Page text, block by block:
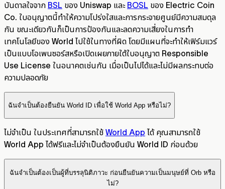
บันดาลใจจาก BSL ของ Uniswap และ BOSL ของ Electric Coin
Co. ใบอนุญาตนี้ทำให้ความโปร่งใสและการกระจายศูนย์มีความสมดุล
กัน ขณะเดียวกันก็เป็นการป้องกันและลดความเสี่ยงในการทำ
เทคโนโลยีของ World ไปใช้ในทางที่ผิด โดยมีแผนที่จะทำให้เฟิร์มแวร์
เป็นแบบโอเพนซอร์สหรือเปิดเผยภายใต้ใบอนุญาต Responsible
Use License ในอนาคตเช่นกัน เมื่อเป็นไปได้และไม่มีผลกระทบต่อ
ความปลอดภัย
ฉันจำเป็นต้องยืนยัน World ID เพื่อใช้ World App หรือไม่?
ไม่จำเป็น ในประเทศที่สามารถใช้ World App ได้ คุณสามารถใช้
World App ได้ฟรีและไม่จำเป็นต้องยืนยัน World ID ก่อนด้วย
ฉันจำเป็นต้องเป็นผู้ที่บรรลุนิติภาวะ ก่อนยืนยันความเป็นมนุษย์ที่ Orb หรือ
ไม่?